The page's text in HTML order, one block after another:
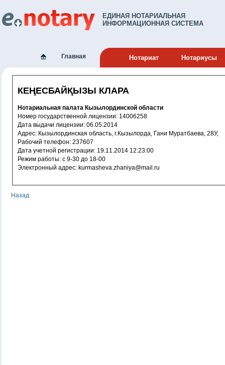
ЕДИНАЯ НОТАРИАЛЬНАЯ
ИНФОРМАЦИОННАЯ СИСТЕМА
Главная Нотариат Нотариусы
КЕҢЕСБАЙҚЫЗЫ КЛАРА
Нотариальная палата Кызылординской области
Номер государственной лицензии: 14006258
Дата выдачи лицензии: 06.05.2014
Адрес: Кызылординская область, г.Кызылорда, Гани Муратбаева, 28У,
Рабочий телефон: 237607
Дата учетной регистрации: 19.11.2014 12:23:00
Режим работы: с 9-30 до 18-00
Электронный адрес: kurmasheva.zhaniya@mail.ru
Назад